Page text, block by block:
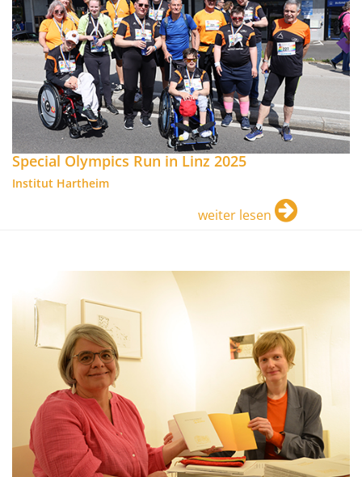
Special Olympics Run in Linz 2025
Institut Hartheim
weiter lesen